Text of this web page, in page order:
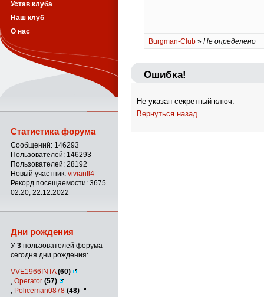
Burgman-Club » Не определено
Ошибка!
Не указан секретный ключ.
Вернуться назад
Устав клуба
Наш клуб
О нас
Статистика форума
Сообщений: 146293
Пользователей: 146293
Пользователей: 28192
Новый участник: vivianfl4
Рекорд посещаемости: 3675
02:20, 22.12.2022
Дни рождения
У 3 пользователей форума
сегодня дни рождения:
VVE1966INTA(60)
Operator (57)
Policeman0878 (48)